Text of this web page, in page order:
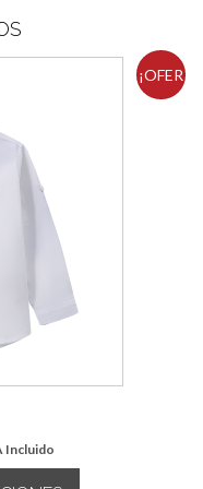
¡OFER
Incluido